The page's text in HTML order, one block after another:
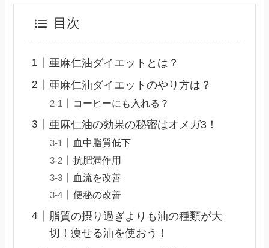
目次
亜麻仁油ダイエットとは？
亜麻仁油ダイエットのやり方は？
コーヒーにも入れる？
亜麻仁油の効果の秘密はオメガ3！
血中脂質低下
抗肥満作用
血流を改善
便秘の改善
脂質の摂り過ぎよりも油の種類が大
切！痩せる油を使おう！